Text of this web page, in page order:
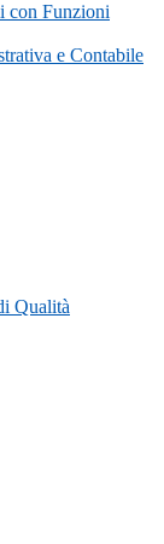
con Funzioni
e Contabile
Qualità